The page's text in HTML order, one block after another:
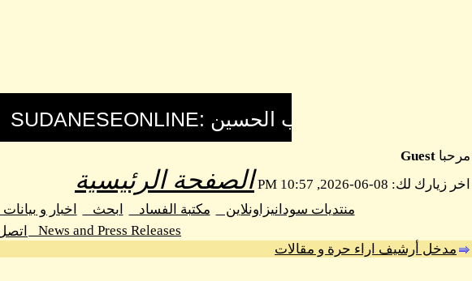
مرحبا Guest
اخر زيارك لك: 08-06-2026, 10:57 PM
الصفحة الرئيسية
منتديات سودانيزاونلاين مكتبة الفساد ابحث اخبار و بيانات
News and Press Releases
مدخل أرشيف اراء حرة و مقالات